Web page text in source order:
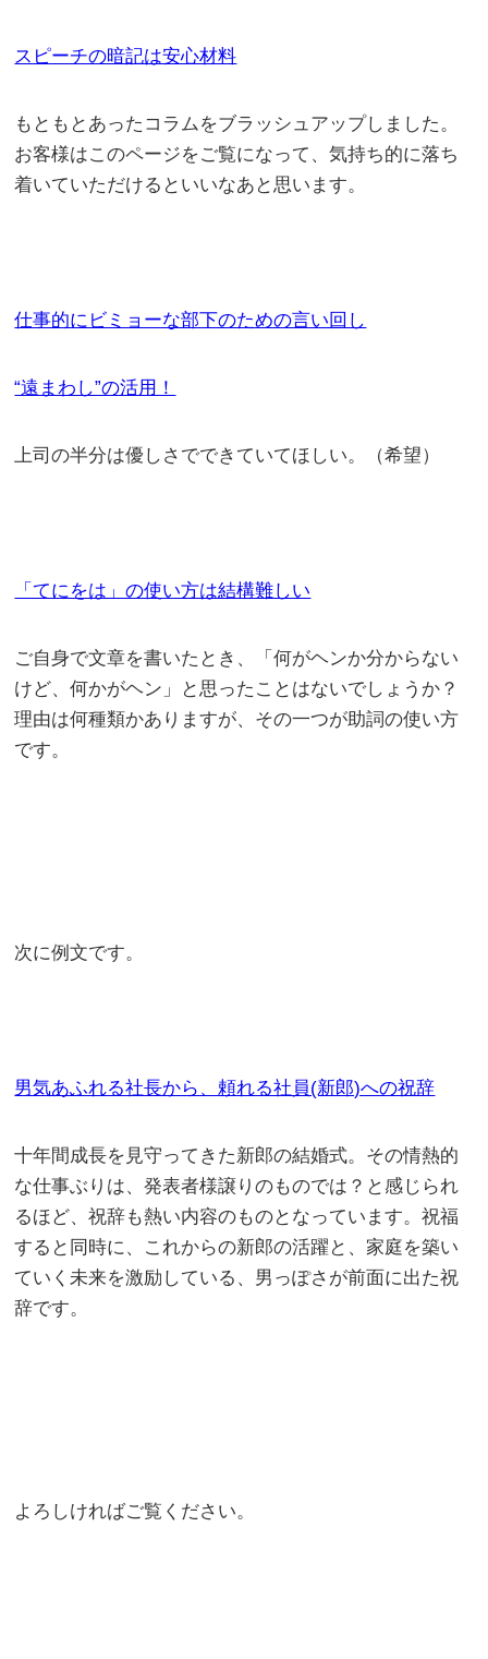
スピーチの暗記は安心材料
もともとあったコラムをブラッシュアップしました。
お客様はこのページをご覧になって、気持ち的に落ち
着いていただけるといいなあと思います。
仕事的にビミョーな部下のための言い回し
“遠まわし”の活用！
上司の半分は優しさでできていてほしい。（希望）
「てにをは」の使い方は結構難しい
ご自身で文章を書いたとき、「何がヘンか分からない
けど、何かがヘン」と思ったことはないでしょうか？
理由は何種類かありますが、その一つが助詞の使い方
です。
次に例文です。
男気あふれる社長から、頼れる社員(新郎)への祝辞
十年間成長を見守ってきた新郎の結婚式。その情熱的
な仕事ぶりは、発表者様譲りのものでは？と感じられ
るほど、祝辞も熱い内容のものとなっています。祝福
すると同時に、これからの新郎の活躍と、家庭を築い
ていく未来を激励している、男っぽさが前面に出た祝
辞です。
よろしければご覧ください。